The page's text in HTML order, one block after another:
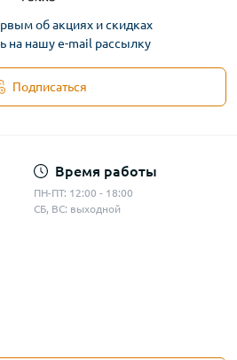
об акциях и скидках
на нашу e-mail рассылку
Подписаться
Время работы
ПН-ПТ: 12:00 - 18:00
СБ, ВС: выходной